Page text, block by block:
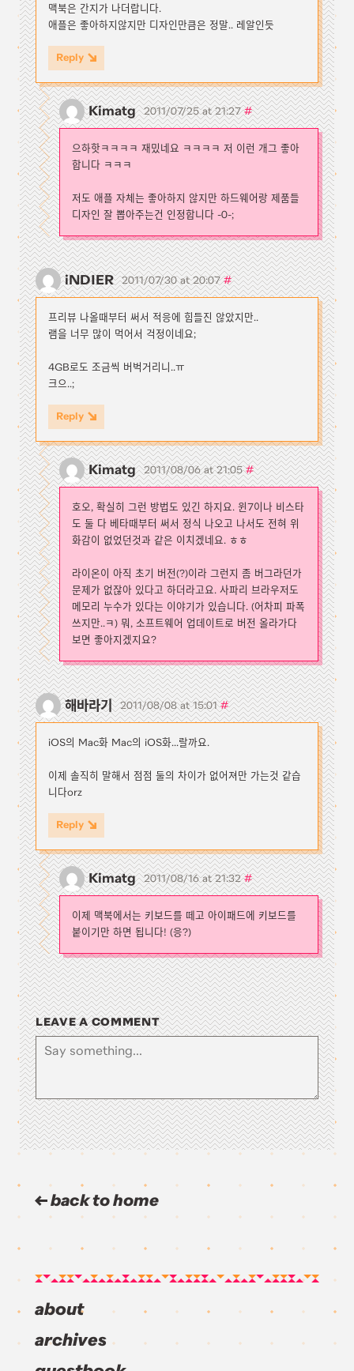
맥북은 간지가 나더랍니다.
애플은 좋아하지않지만 디자인만큼은 정말.. 레알인듯
Reply
Kimatg 2011/07/25 at 21:27#
으하핫ㅋㅋㅋㅋ 재밌네요 ㅋㅋㅋㅋ 저 이런 개그 좋아
합니다 ㅋㅋㅋ
저도 애플 자체는 좋아하지 않지만 하드웨어랑 제품들
디자인 잘 뽑아주는건 인정합니다 -0-;
iNDIER 2011/07/30 at 20:07#
프리뷰 나올때부터 써서 적응에 힘들진 않았지만..
램을 너무 많이 먹어서 걱정이네요;
4GB로도 조금씩 버벅거리니..ㅠ
크으..;
Reply
Kimatg 2011/08/06 at 21:05#
호오, 확실히 그런 방법도 있긴 하지요. 윈7이나 비스타
도 둘 다 베타때부터 써서 정식 나오고 나서도 전혀 위
화감이 없었던것과 같은 이치겠네요. ㅎㅎ
라이온이 아직 초기 버전(?)이라 그런지 좀 버그라던가
문제가 없잖아 있다고 하더라고요. 사파리 브라우저도
메모리 누수가 있다는 이야기가 있습니다. (어차피 파폭
쓰지만..ㅋ) 뭐, 소프트웨어 업데이트로 버전 올라가다
보면 좋아지겠지요?
해바라기 2011/08/08 at 15:01#
iOS의 Mac화 Mac의 iOS화...랄까요.
이제 솔직히 말해서 점점 둘의 차이가 없어져만 가는것 같습
니다orz
Reply
Kimatg 2011/08/16 at 21:32#
이제 맥북에서는 키보드를 떼고 아이패드에 키보드를
붙이기만 하면 됩니다! (응?)
LEAVE A COMMENT
back to home
about
archives